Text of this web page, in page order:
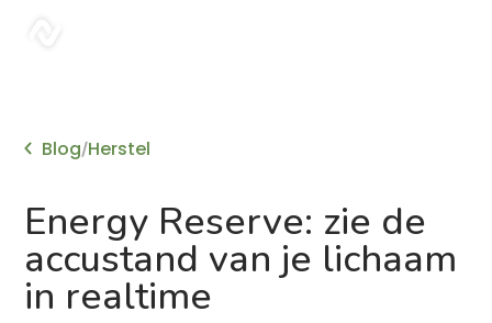
Blog/Herstel
Energy Reserve: zie de
accustand van je lichaam
in realtime